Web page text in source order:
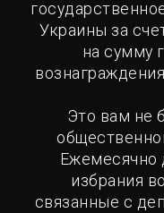
Украины за
на сумму
Это вам не
Ежемесячно
избрания
связанные с